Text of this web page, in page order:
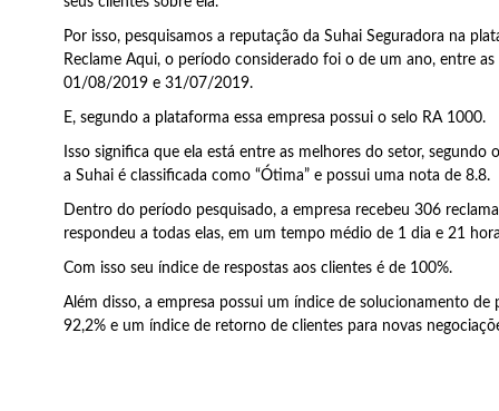
Por isso, pesquisamos a reputação da Suhai Seguradora na
Reclame Aqui, o período considerado foi o de um ano, entre as
01/08/2019 e 31/07/2019.
E, segundo a plataforma essa empresa possui o selo RA 1000.
Isso significa que ela está entre as melhores do setor, segundo
a Suhai é classificada como “Ótima” e possui uma nota de 8.8.
Dentro do período pesquisado, a empresa recebeu 306
respondeu a todas elas, em um tempo médio de 1 dia e 21
Com isso seu índice de respostas aos clientes é de 100%.
Além disso, a empresa possui um índice de solucionamento de
92,2% e um índice de retorno de clientes para novas